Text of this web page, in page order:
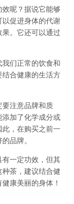
呢？据说它能够
促进身体的代谢
。它还可以通过
们正常的饮食和
合健康的生活方
要注意品牌和质
加了化学成分或
，在购买之前一
品牌。
一定功效，但其
茶，建议结合健
康美丽的身体！